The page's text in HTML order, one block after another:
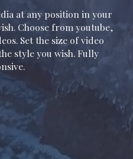
at any position in your
Choose from youtube,
Set the size of video
style you wish. Fully